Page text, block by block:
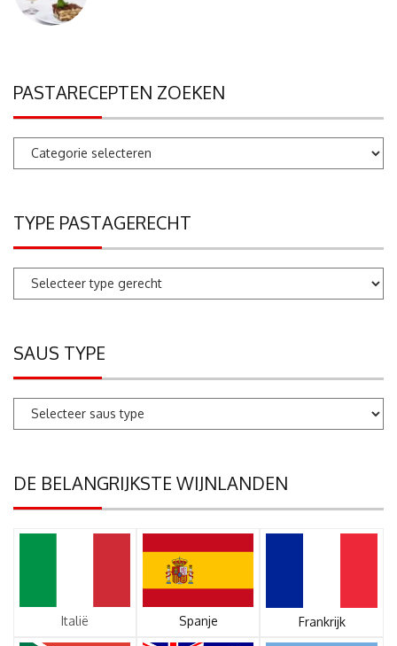
PASTARECEPTEN ZOEKEN
Pastarecepten
TYPE PASTAGERECHT
SAUS TYPE
DE BELANGRIJKSTE WIJNLANDEN
Italië Spanje Frankrijk